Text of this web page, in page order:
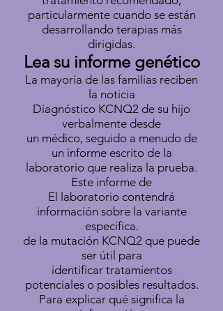
particularmente cuando se están
desarrollando terapias más
dirigidas.
Lea su informe genético
La mayoría de las familias reciben
la noticia
Diagnóstico KCNQ2 de su hijo
verbalmente desde
un médico, seguido a menudo de
un informe escrito de la
laboratorio que realiza la prueba.
Este informe de
El laboratorio contendrá
información sobre la variante
específica.
de la mutación KCNQ2 que puede
ser útil para
identificar tratamientos
potenciales o posibles resultados.
Para explicar qué significa la